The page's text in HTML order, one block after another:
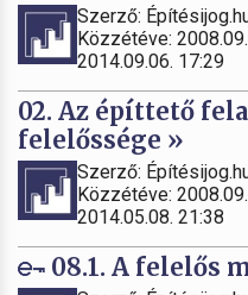
Szerző:
Közzétéve:
2014.09.06. 17:29
02. Az építtető
felelőssége »
Szerző:
Közzétéve:
2014.05.08. 21:38
08.1. A felelős